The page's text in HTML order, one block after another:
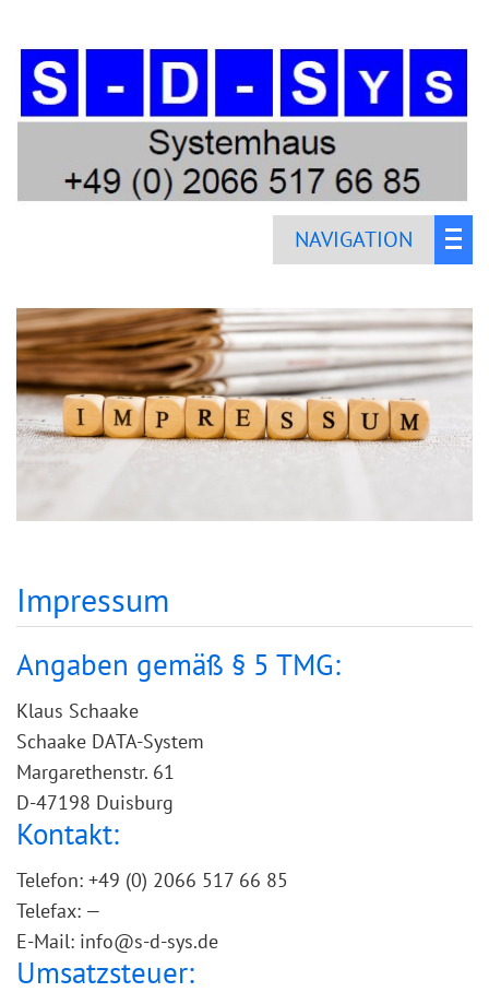
NAVIGATION
Impressum
Angaben gemäß § 5 TMG:
Klaus Schaake
Schaake DATA-System
Margarethenstr. 61
D-47198 Duisburg
Kontakt:
Telefon: +49 (0) 2066 517 66 85
Telefax: —
E-Mail: info@s-d-sys.de
Umsatzsteuer: